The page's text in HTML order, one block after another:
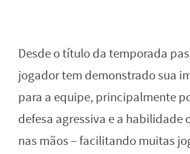
Desde o título da temporada
jogador tem demonstrado sua
para a equipe, principalmente
defesa agressiva e a habilidade
nas mãos – facilitando muitas